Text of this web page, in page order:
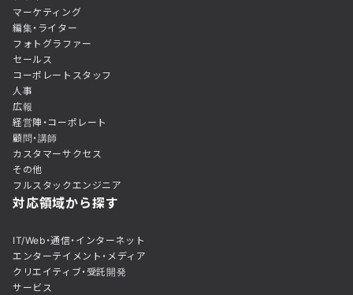
マーケティング
編集・ライター
フォトグラファー
セールス
コーポレートスタッフ
人事
広報
経営陣・コーポレート
顧問・講師
カスタマーサクセス
その他
フルスタックエンジニア
対応領域から探す
IT/Web・通信・インターネット
エンターテイメント・メディア
クリエイティブ・受託開発
サービス